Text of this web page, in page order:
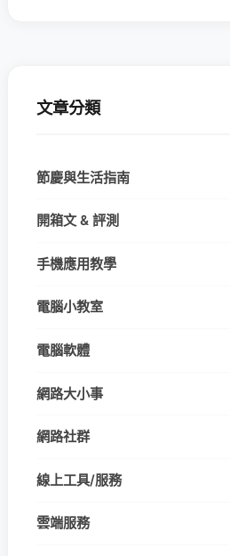
文章分類
節慶與生活指南
開箱文 & 評測
手機應用教學
電腦小教室
電腦軟體
網路大小事
網路社群
線上工具/服務
雲端服務